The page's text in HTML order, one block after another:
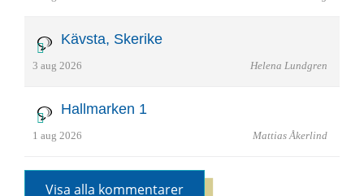
Kävsta, Skerike
3 aug 2026 Helena Lundgren
Hallmarken 1
1 aug 2026 Mattias Åkerlind
Visa alla kommentarer